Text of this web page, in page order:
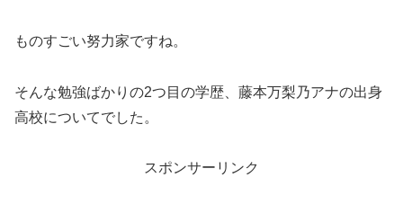
ものすごい努力家ですね。
そんな勉強ばかりの2つ目の学歴、藤本万梨乃アナの出身
高校についてでした。
スポンサーリンク